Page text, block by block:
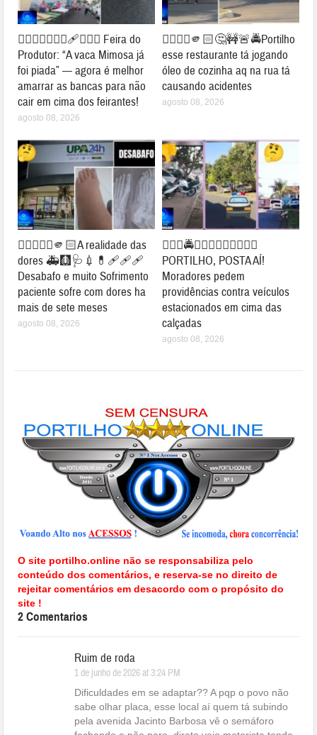
👉🏻🐮⛺🚧👎🏻🩹🤔🐄⛺ Feira do
Produtor: “A vaca Mimosa já
foi piada” — agora é melhor
amarrar as bancas para não
cair em cima dos feirantes!
agosto 08, 2026
👉🏻👎🏻🫵🏻🤔🚧🚨🚔Portilho
esse restaurante tá jogando
óleo de cozinha aq na rua tá
causando acidentes
agosto 08, 2026
👉🏻👎🏻🤔🫵🏻A realidade das
dores 🚑🩻🩺💉💊🩹🩹🩹
Desabafo e muito Sofrimento
paciente sofre com dores ha
mais de sete meses
agosto 08, 2026
👉🏻🚨🚔🤔🚧😱👀✍🏻🚦🛑🚗
PORTILHO, POSTA AÍ!
Moradores pedem
providências contra veículos
estacionados em cima das
calçadas
agosto 08, 2026
O site portilho.online não se responsabiliza pelo
conteúdo dos comentários, e reserva-se no direito de
rejeitar comentários em desacordo com o propósito do
site !
2 Comentarios
Ruim de roda
1 de junho de 2026 at 3:24 PM
Dificuldades em se adaptar?? A pqp o povo não
sabe olhar placa, esse local aí quem tá subindo
pela avenida Jacinto Barbosa vê o semáforo